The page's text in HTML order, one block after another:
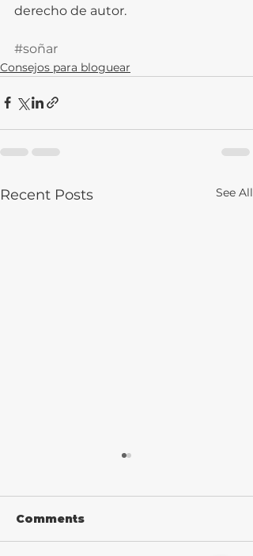
derecho de autor.
#soñar
Consejos para bloguear
Recent Posts See All
Comments